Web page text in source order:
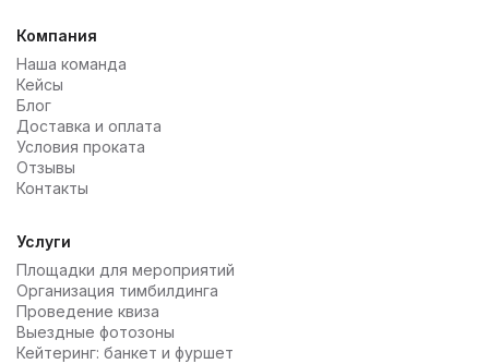
Компания
Наша команда
Кейсы
Блог
Доставка и оплата
Условия проката
Отзывы
Контакты
Услуги
Площадки для мероприятий
Организация тимбилдинга
Проведение квиза
Выездные фотозоны
Кейтеринг: банкет и фуршет